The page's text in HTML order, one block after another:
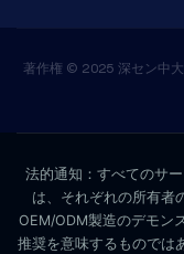
著作権 © 2025 深セン中
法的通知：すべてのサ
は、それぞれの所有者
OEM/ODM製造のデモン
推奨を意味するものでは